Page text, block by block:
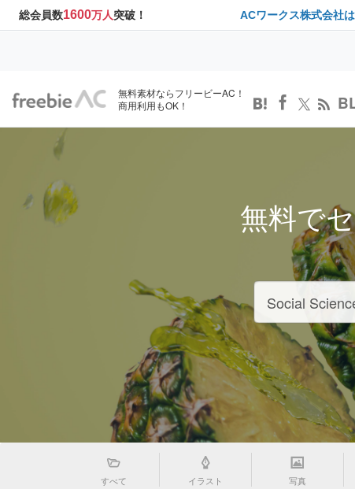
総会員数1600万人突破！ ACワークス株式会社
無料素材ならフリービーAC！
商用利用もOK！
無料で
すべて イラスト 写真